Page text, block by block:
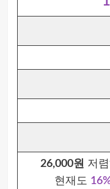
26,000원 저
현재도